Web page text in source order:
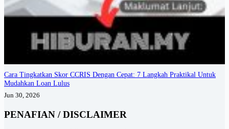
Cara Tingkatkan Skor CCRIS Dengan Cepat: 7 Langkah Praktikal Untuk
Mudahkan Loan Lulus
Jun 30, 2026
PENAFIAN / DISCLAIMER